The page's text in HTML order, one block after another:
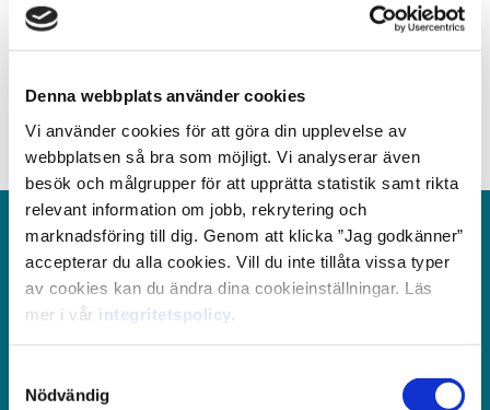
Denna webbplats använder cookies
Vi använder cookies för att göra din upplevelse av
webbplatsen så bra som möjligt. Vi analyserar även
besök och målgrupper för att upprätta statistik samt rikta
relevant information om jobb, rekrytering och
marknadsföring till dig. Genom att klicka ”Jag godkänner”
accepterar du alla cookies. Vill du inte tillåta vissa typer
av cookies kan du ändra dina cookieinställningar. Läs
mer i vår integritetspolicy.
Nödvändig
✔ hantera skatter, moms och krav
✔ ha kontakt med myndigheter, revisorer och andra
externa parter
välfungerande ekonomifunktion.
Vill du ha hjälp att hitta personal?
Förnamn*